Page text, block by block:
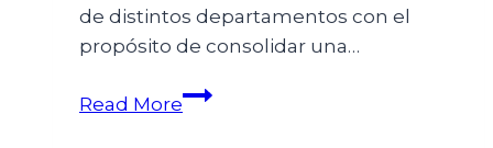
de distintos departamentos con el
propósito de consolidar una…
Read More